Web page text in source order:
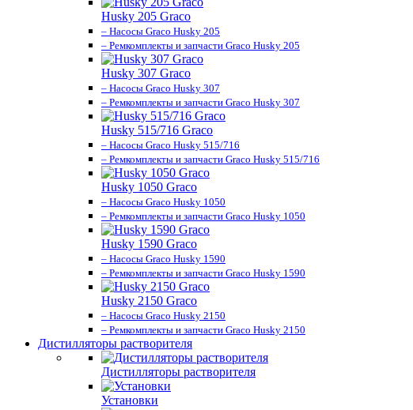
Husky 205 Graco
– Насосы Graco Husky 205
– Ремкомплекты и запчасти Graco Husky 205
Husky 307 Graco
– Насосы Graco Husky 307
– Ремкомплекты и запчасти Graco Husky 307
Husky 515/716 Graco
– Насосы Graco Husky 515/716
– Ремкомплекты и запчасти Graco Husky 515/716
Husky 1050 Graco
– Насосы Graco Husky 1050
– Ремкомплекты и запчасти Graco Husky 1050
Husky 1590 Graco
– Насосы Graco Husky 1590
– Ремкомплекты и запчасти Graco Husky 1590
Husky 2150 Graco
– Насосы Graco Husky 2150
– Ремкомплекты и запчасти Graco Husky 2150
Дистилляторы растворителя
Дистилляторы растворителя
Установки